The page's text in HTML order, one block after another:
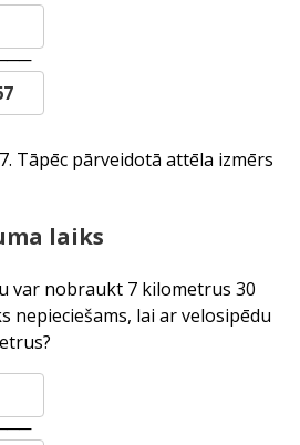
Tāpēc pārveidotā attēla izmērs
laiks
var nobraukt 7 kilometrus 30
nepieciešams, lai ar velosipēdu